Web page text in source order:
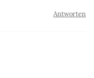
Antworten